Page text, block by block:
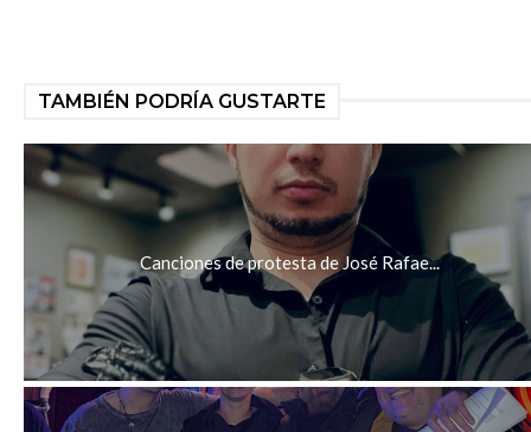
TAMBIÉN PODRÍA GUSTARTE
Canciones de protesta de José Rafae...